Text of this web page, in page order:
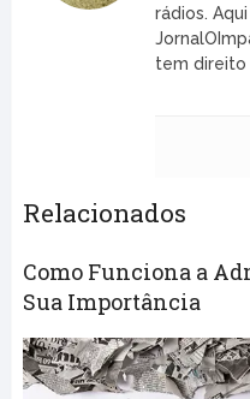
rádios.
tem direito
Relacionados
Como Funciona a
Sua Importância